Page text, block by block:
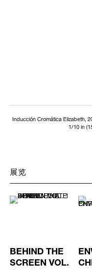
Inducción Cromática Elizabeth,
1/10 in
展览
BEHIND THE
SCREEN VOL.